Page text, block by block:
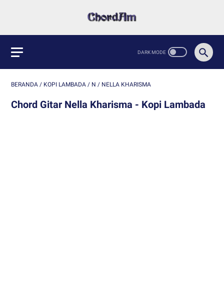
BERANDA / KOPI LAMBADA / N / NELLA KHARISMA
Chord Gitar Nella Kharisma - Kopi Lambada